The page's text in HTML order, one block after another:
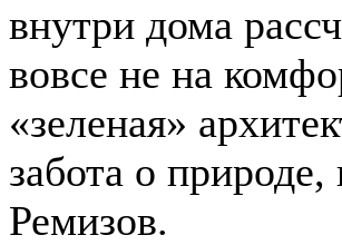
внутри дома
вовсе не на
«зеленая»
забота о
Ремизов.